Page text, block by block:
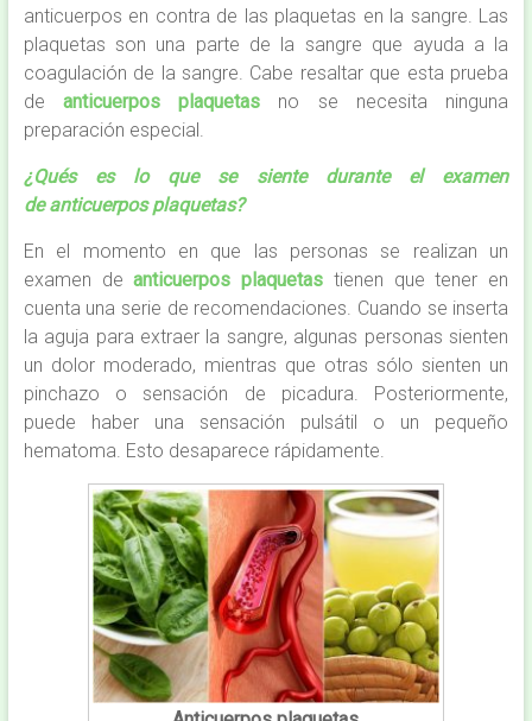
anticuerpos en contra de las plaquetas en la sangre. Las
plaquetas son una parte de la sangre que ayuda a la
coagulación de la sangre. Cabe resaltar que esta prueba
de anticuerpos plaquetas no se necesita ninguna
preparación especial.
¿Qués es lo que se siente durante el examen
de anticuerpos plaquetas?
En el momento en que las personas se realizan un
examen deanticuerpos plaquetas tienen que tener en
cuenta una serie de recomendaciones. Cuando se inserta
la aguja para extraer la sangre, algunas personas sienten
un dolor moderado, mientras que otras sólo sienten un
pinchazo o sensación de picadura. Posteriormente,
puede haber una sensación pulsátil o un pequeño
hematoma. Esto desaparece rápidamente.